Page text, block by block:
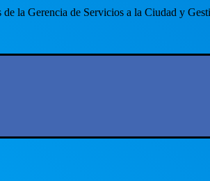
la Gerencia de Servicios a la Ciudad y